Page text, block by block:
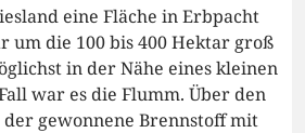
eine Fläche in Erbpacht
um die 100 bis 400 Hektar groß
in der Nähe eines kleinen
war es die Flumm. Über den
gewonnene Brennstoff mit